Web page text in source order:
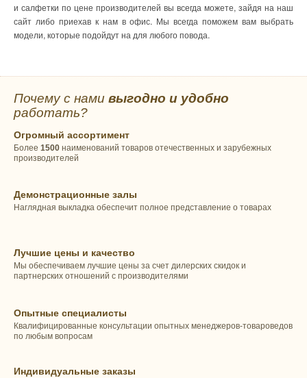
и салфетки по цене производителей вы всегда можете, зайдя на наш
сайт либо приехав к нам в офис. Мы всегда поможем вам выбрать
модели, которые подойдут на для любого повода.
Почему с нами выгодно и удобно
работать?
Огромный ассортимент
Более 1500 наименований товаров отечественных и зарубежных
производителей
Демонстрационные залы
Наглядная выкладка обеспечит полное представление о товарах
Лучшие цены и качество
Мы обеспечиваем лучшие цены за счет дилерских скидок и
партнерских отношений с производителями
Опытные специалисты
Квалифицированные консультации опытных менеджеров-товароведов
по любым вопросам
Индивидуальные заказы